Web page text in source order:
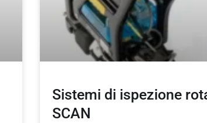
Sistemi di ispezione
SCAN